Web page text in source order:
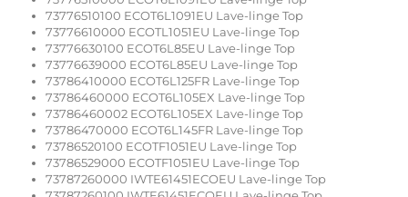
73776510100 ECOT6L1091EU Lave-linge Top
73776610000 ECOTL1051EU Lave-linge Top
73776630100 ECOT6L85EU Lave-linge Top
73776639000 ECOT6L85EU Lave-linge Top
73786410000 ECOT6L125FR Lave-linge Top
73786460000 ECOT6L105EX Lave-linge Top
73786460002 ECOT6L105EX Lave-linge Top
73786470000 ECOT6L145FR Lave-linge Top
73786520100 ECOTF1051EU Lave-linge Top
73786529000 ECOTF1051EU Lave-linge Top
73787260000 IWTE61451ECOEU Lave-linge Top